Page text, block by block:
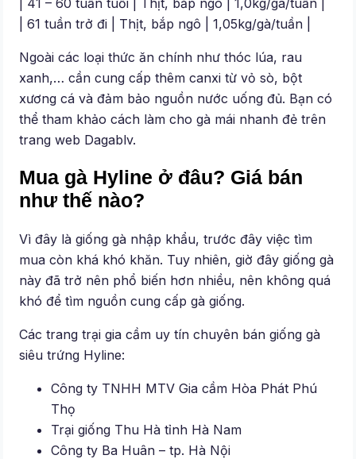
| 41 – 60 tuần tuổi | Thịt, bắp ngô | 1,0kg/gà/tuần |
| 61 tuần trở đi | Thịt, bắp ngô | 1,05kg/gà/tuần |
Ngoài các loại thức ăn chính như thóc lúa, rau
xanh,… cần cung cấp thêm canxi từ vỏ sò, bột
xương cá và đảm bảo nguồn nước uống đủ. Bạn có
thể tham khảo cách làm cho gà mái nhanh đẻ trên
trang web Dagablv.
Mua gà Hyline ở đâu? Giá bán
như thế nào?
Vì đây là giống gà nhập khẩu, trước đây việc tìm
mua còn khá khó khăn. Tuy nhiên, giờ đây giống gà
này đã trở nên phổ biến hơn nhiều, nên không quá
khó để tìm nguồn cung cấp gà giống.
Các trang trại gia cầm uy tín chuyên bán giống gà
siêu trứng Hyline:
Công ty TNHH MTV Gia cầm Hòa Phát Phú
Thọ
Trại giống Thu Hà tỉnh Hà Nam
Công ty Ba Huân – tp. Hà Nội